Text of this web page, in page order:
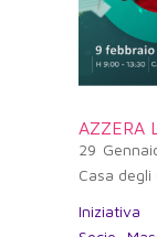
AZZERA
29
Casa degli